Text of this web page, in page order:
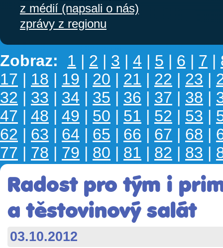
z médií (napsali o nás)
zprávy z regionu
Zobraz: 1 | 2 | 3 | 4 | 5 | 6 | 7 |
17 | 18 | 19 | 20 | 21 | 22 | 23 |
32 | 33 | 34 | 35 | 36 | 37 | 38 |
47 | 48 | 49 | 50 | 51 | 52 | 53 |
62 | 63 | 64 | 65 | 66 | 67 | 68 |
77 | 78 | 79 | 80 | 81 | 82 | 83 |
Radost pro tým i
a těstovinový salát
03.10.2012